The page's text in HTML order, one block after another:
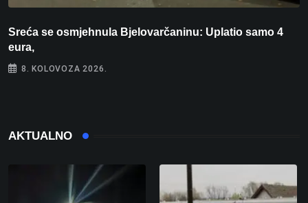
Sreća se osmjehnula Bjelovarčaninu: Uplatio samo 4
eura,
8. KOLOVOZA 2026.
AKTUALNO